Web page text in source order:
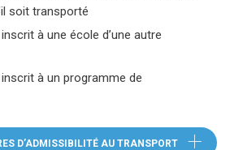
soit transporté
à une école d’une autre
à un programme de
D’ADMISSIBILITÉ AU TRANSPORT (CE LIEN